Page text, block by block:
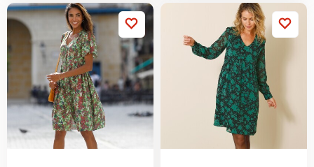
3 gombíkmi. Vpredu
náprsenka zdôraznená
jednofarebnou
paspulou. Vysoko v
páse nariasené a
zdôrazný rozšírený
strih. Nariasené plecia.
3/4 rukávy zúžené
manžetami na gombík
+ rozparok. Rozšírený
3 gombíkmi. Vpredu
náprsenka zdôraznená
jednofarebnou
paspulou. Vysoko v
páse nariasené a
zdôrazný rozšírený
strih. Nariasené plecia.
3/4 rukávy zúžené
manžetami na gombík
+ rozparok. Rozšírený